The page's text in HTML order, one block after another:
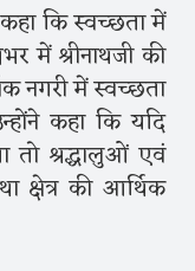
कि स्वच्छता में
में श्रीनाथजी की
नगरी में स्वच्छता
कहा कि यदि
तो श्रद्धालुओं एवं
क्षेत्र की आर्थिक